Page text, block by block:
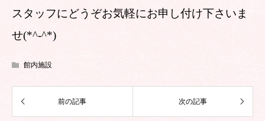
スタッフにどうぞお気軽にお申し付け下さいま
せ(*^-^*)
館内施設